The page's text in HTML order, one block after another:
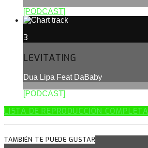
[PODCAST]
3
LEVITATING
Dua Lipa Feat DaBaby
[PODCAST]
LISTA DE REPRODUCCIÓN COMPLETA
TAMBIÉN TE PUEDE GUSTAR